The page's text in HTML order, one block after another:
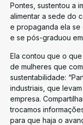
Pontes, sustentou a
alimentar a sede do
e propaganda ela se
e se pós-graduou
Ela contou que o
de mulheres que
sustentabilidade:
industriais, que
empresa.
trocamos
para que haja o